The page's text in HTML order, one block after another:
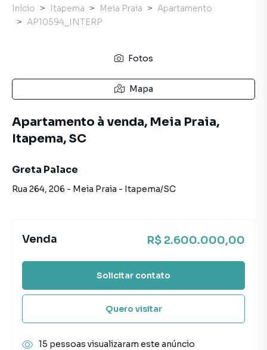
Início Itapema Meia Praia
Apartamento
AP10594_INTERP
Fotos
Mapa
Apartamento à venda, Meia Praia,
Itapema, SC
Greta Palace
Rua 264, 206 - Meia Praia - Itapema/SC
Venda R$ 2.600.000,00
Solicitar contato
Quero visitar
15 pessoas visualizaram este anúncio